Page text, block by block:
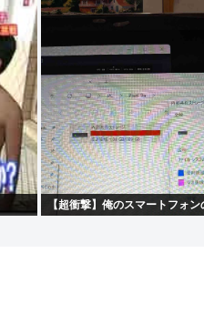
【超衝撃】俺のスマートフォ